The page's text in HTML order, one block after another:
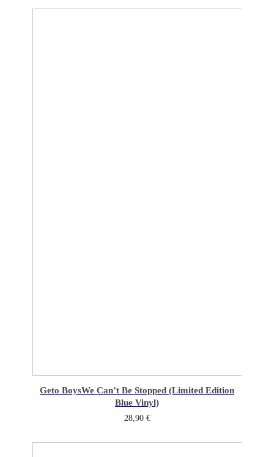
Geto BoysWe Can’t Be Stopped (Limited Edition
Blue Vinyl)
28,90 €